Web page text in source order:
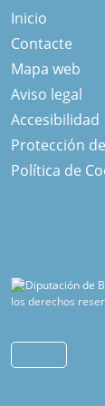
Inicio
Contacte
Mapa web
Aviso legal
Accesibilidad
Protección
Política de
los derechos